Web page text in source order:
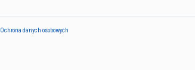
Ochrona danych osobowych